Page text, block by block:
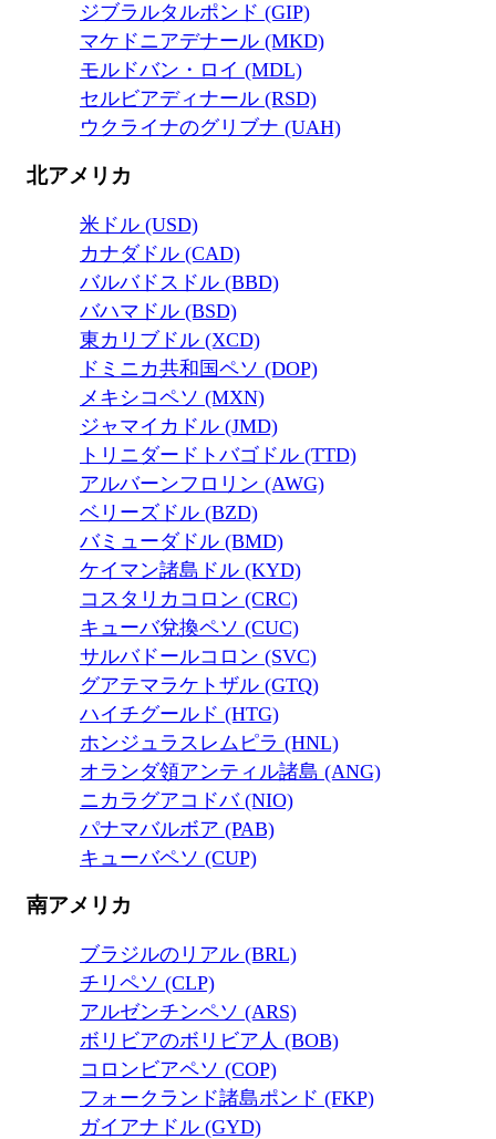
ジブラルタルポンド (GIP)
マケドニアデナール (MKD)
モルドバン・ロイ (MDL)
セルビアディナール (RSD)
ウクライナのグリブナ (UAH)
北アメリカ
米ドル (USD)
カナダドル (CAD)
バルバドスドル (BBD)
バハマドル (BSD)
東カリブドル (XCD)
ドミニカ共和国ペソ (DOP)
メキシコペソ (MXN)
ジャマイカドル (JMD)
トリニダードトバゴドル (TTD)
アルバーンフロリン (AWG)
ベリーズドル (BZD)
バミューダドル (BMD)
ケイマン諸島ドル (KYD)
コスタリカコロン (CRC)
キューバ兌換ペソ (CUC)
サルバドールコロン (SVC)
グアテマラケトザル (GTQ)
ハイチグールド (HTG)
ホンジュラスレムピラ (HNL)
オランダ領アンティル諸島 (ANG)
ニカラグアコドバ (NIO)
パナマバルボア (PAB)
キューバペソ (CUP)
南アメリカ
ブラジルのリアル (BRL)
チリペソ (CLP)
アルゼンチンペソ (ARS)
ボリビアのボリビア人 (BOB)
コロンビアペソ (COP)
フォークランド諸島ポンド (FKP)
ガイアナドル (GYD)